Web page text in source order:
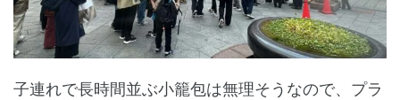
子連れで長時間並ぶ小籠包は無理そうなので、プラ